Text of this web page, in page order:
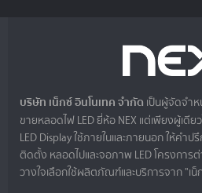
บริษัท เน็กซ์ อินโนเทค จำกัด เป็นผู้จัดจำ
ขายหลอดไฟ LED ยี่ห้อ NEX แต่เพียงผู้เดีย
LED Display ใช้ภายในและภายนอก ให้คำ
ติดตั้ง หลอดไปและจอภาพ LED โครงการ
วางใจเลือกใช้ผลิตภัณฑ์และบริการจาก "เน็